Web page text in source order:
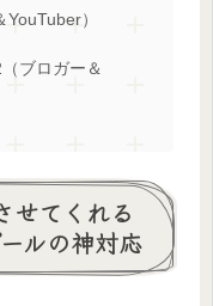
）
ブロガー＆
せてくれる
ルの神対応